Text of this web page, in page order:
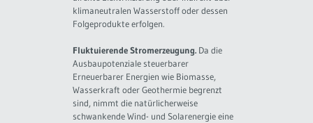
klimaneutralen Wasserstoff oder dessen
Folgeprodukte erfolgen.
Fluktuierende Stromerzeugung.Da die
Ausbaupotenziale steuerbarer
Erneuerbarer Energien wie Biomasse,
Wasserkraft oder Geothermie begrenzt
sind, nimmt die natürlicherweise
schwankende Wind- und Solarenergie eine